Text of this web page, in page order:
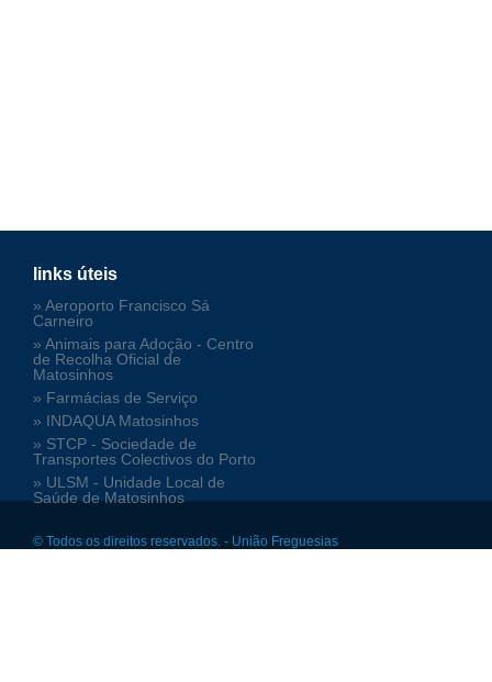
links úteis
» Aeroporto Francisco Sá
Carneiro
» Animais para Adoção - Centro
de Recolha Oficial de
Matosinhos
» Farmácias de Serviço
» INDAQUA Matosinhos
» STCP - Sociedade de
Transportes Colectivos do Porto
» ULSM - Unidade Local de
Saúde de Matosinhos
© Todos os direitos reservados. - União Freguesias